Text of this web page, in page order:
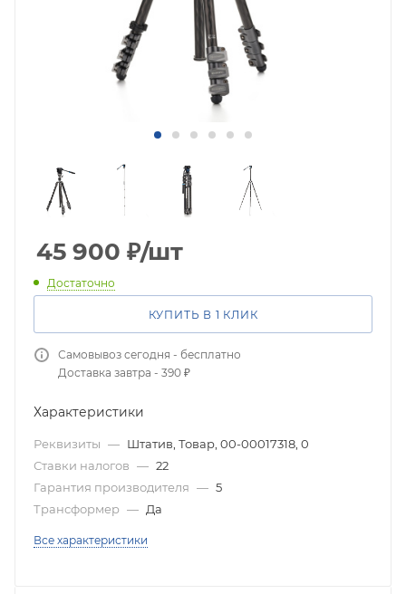
45 900 ₽/шт
Достаточно
КУПИТЬ В 1 КЛИК
Самовывоз сегодня - бесплатно
Доставка завтра - 390 ₽
Характеристики
Реквизиты — Штатив, Товар, 00-00017318, 0
Ставки налогов — 22
Гарантия производителя — 5
Трансформер — Да
Все характеристики